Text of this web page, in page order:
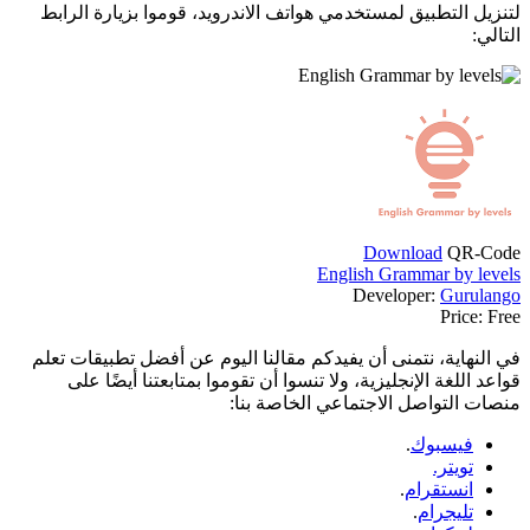
لتنزيل التطبيق لمستخدمي هواتف الاندرويد، قوموا بزيارة الرابط
التالي:
Download QR-Code
English Grammar by levels
Developer: Gurulango
Price: Free
في النهاية، نتمنى أن يفيدكم مقالنا اليوم عن أفضل تطبيقات تعلم
قواعد اللغة الإنجليزية، ولا تنسوا أن تقوموا بمتابعتنا أيضًا على
منصات التواصل الاجتماعي الخاصة بنا:
فيسبوك.
تويتر.
انستقرام.
تليجرام.